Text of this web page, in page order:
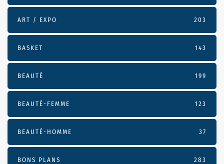
ART / EXPO 203
BASKET 143
BEAUTÉ 199
BEAUTÉ-FEMME 123
BEAUTÉ-HOMME 37
BONS PLANS 283